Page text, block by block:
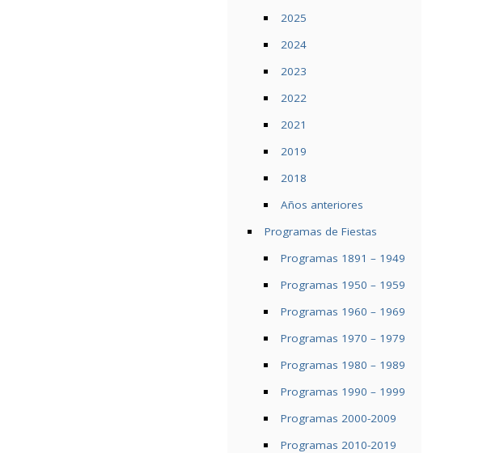
2025
2024
2023
2022
2021
2019
2018
Años anteriores
Programas de Fiestas
Programas 1891 – 1949
Programas 1950 – 1959
Programas 1960 – 1969
Programas 1970 – 1979
Programas 1980 – 1989
Programas 1990 – 1999
Programas 2000-2009
Programas 2010-2019